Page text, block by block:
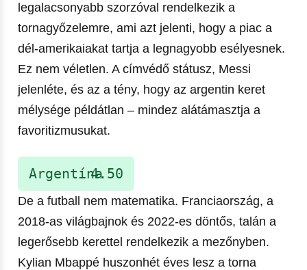
legalacsonyabb szorzóval rendelkezik a
tornagyőzelemre, ami azt jelenti, hogy a piac a
dél-amerikaiakat tartja a legnagyobb esélyesnek.
Ez nem véletlen. A címvédő státusz, Messi
jelenléte, és az a tény, hogy az argentin keret
mélysége példátlan – mindez alátámasztja a
favoritizmusukat.
Argentína4.50
De a futball nem matematika. Franciaország, a
2018-as világbajnok és 2022-es döntős, talán a
legerősebb kerettel rendelkezik a mezőnyben.
Kylian Mbappé huszonhét éves lesz a torna